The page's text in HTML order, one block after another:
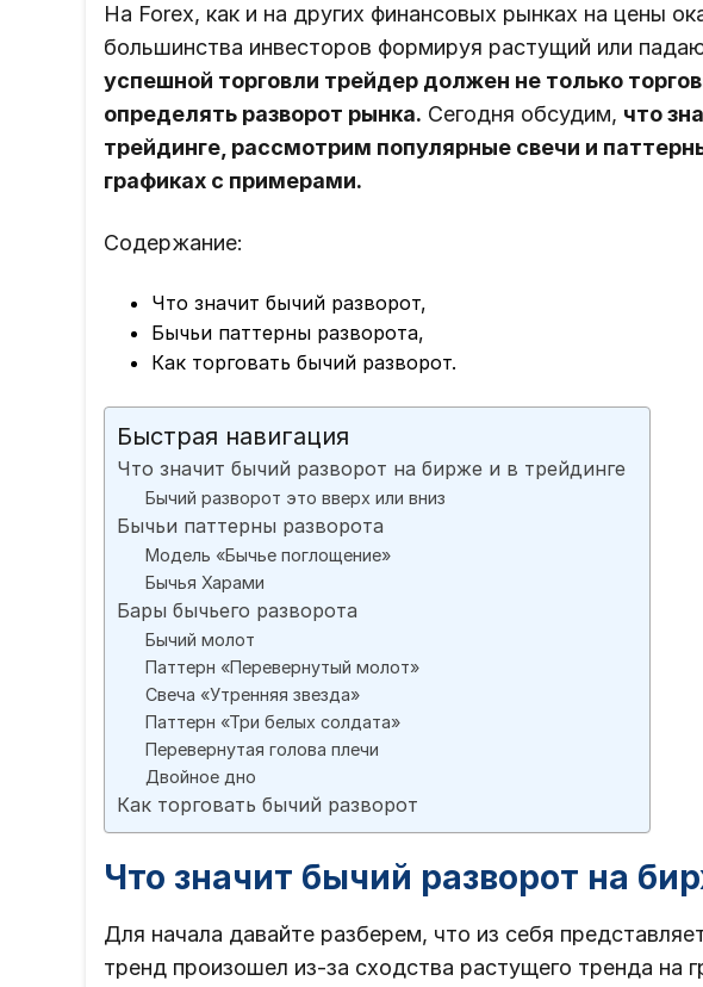
На Forex, как и на других финансовых рынках на цены
большинства инвесторов формируя растущий или
успешной торговли трейдер должен не только
определять разворот рынка. Сегодня обсудим, что
трейдинге, рассмотрим популярные свечи и
графиках с примерами.
Содержание:
Что значит бычий разворот,
Бычьи паттерны разворота,
Как торговать бычий разворот.
Быстрая навигация
Что значит бычий разворот на бирже и в трейдинге
Бычий разворот это вверх или вниз
Бычьи паттерны разворота
Модель «Бычье поглощение»
Бычья Харами
Бары бычьего разворота
Бычий молот
Паттерн «Перевернутый молот»
Свеча «Утренняя звезда»
Паттерн «Три белых солдата»
Перевернутая голова плечи
Двойное дно
Как торговать бычий разворот
Что значит бычий разворот на
Для начала давайте разберем, что из себя
тренд произошел из-за сходства растущего тренда на